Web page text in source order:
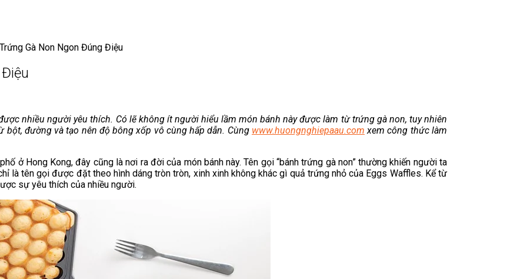
Gà Non Ngon Đúng Điệu
nhiều người yêu thích. Có lẽ không ít người hiểu lầm món bánh này được làm từ trứng gà non, tuy nhiên
đường và tạo nên độ bông xốp vô cùng hấp dẫn. Cùng www.huongnghiepaau.com xem công thức làm
ở Hong Kong, đây cũng là nơi ra đời của món bánh này. Tên gọi “bánh trứng gà non” thường khiến người ta
là tên gọi được đặt theo hình dáng tròn tròn, xinh xinh không khác gì quả trứng nhỏ của Eggs Waffles. Kể từ
sự yêu thích của nhiều người.